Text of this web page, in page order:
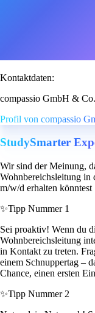
Kontaktdaten:
compassio GmbH &
Profil von compassio
StudySmarter
Wir sind der Meinung,
Wohnbereichsleitung in
m/w/d erhalten könntest
✨Tipp Nummer 1
Sei proaktiv! Wenn du
Wohnbereichsleitung
in Kontakt zu treten.
einem Schnuppertag –
Chance, einen ersten
✨Tipp Nummer 2